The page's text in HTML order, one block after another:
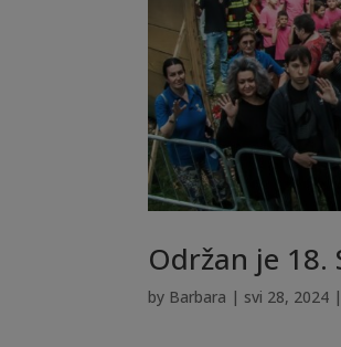
Održan je 18.
by Barbara | svi 28, 2024 |